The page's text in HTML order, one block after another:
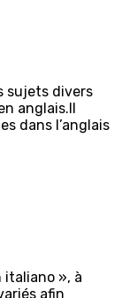
sujets divers
anglais.Il
dans l’anglais
», à
afin